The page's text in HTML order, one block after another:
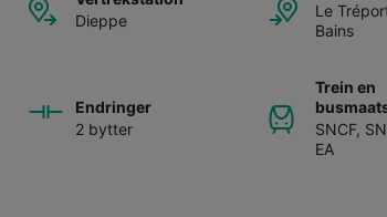
Dieppe
Le
Bains
Endringer
2 bytter
Trein en
SNCF,
EA